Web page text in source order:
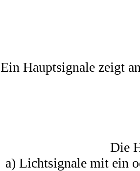
Ein Hauptsignale zeigt
Die
a) Lichtsignale mit ein